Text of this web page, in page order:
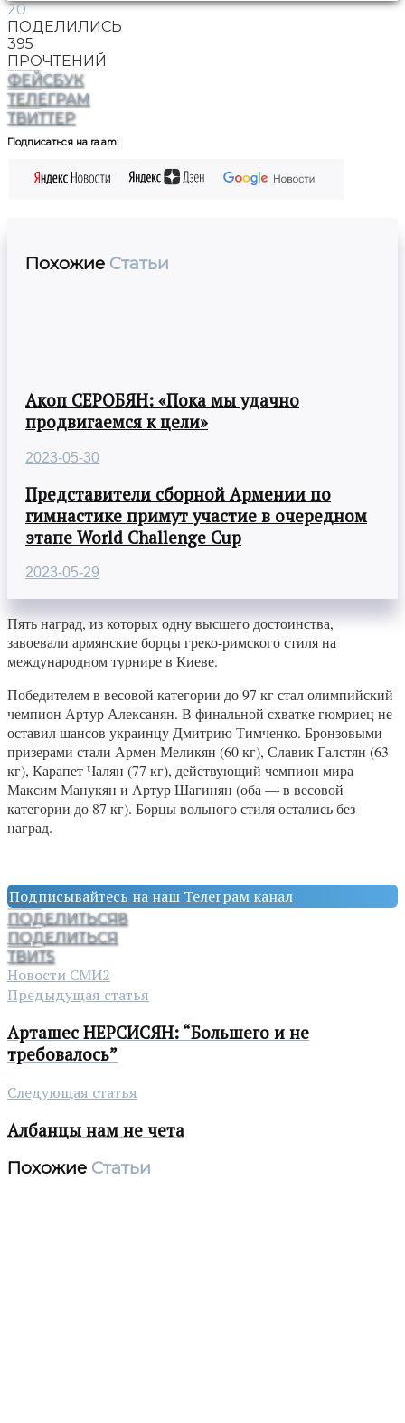
20
ПОДЕЛИЛИСЬ
395
ПРОЧТЕНИЙ
ФЕЙСБУК
ТЕЛЕГРАМ
ТВИТТЕР
Подписаться на ra.am:
Похожие Статьи
Акоп СЕРОБЯН: «Пока мы удачно
продвигаемся к цели»
2023-05-30
Представители сборной Армении по
гимнастике примут участие в очередном
этапе World Challenge Cup
2023-05-29
Пять наград, из которых одну высшего достоинства,
завоевали армянские борцы греко-римского стиля на
международном турнире в Киеве.
Победителем в весовой категории до 97 кг стал олимпийский
чемпион Артур Алексанян. В финальной схватке гюмриец не
оставил шансов украинцу Дмитрию Тимченко. Бронзовыми
призерами стали Армен Меликян (60 кг), Славик Галстян (63
кг), Карапет Чалян (77 кг), действующий чемпион мира
Максим Манукян и Артур Шагинян (оба — в весовой
категории до 87 кг). Борцы вольного стиля остались без
наград.
Подписывайтесь на наш Телеграм канал
ПОДЕЛИТЬСЯ8
ПОДЕЛИТЬСЯ
ТВИТ5
Новости СМИ2
Предыдущая статья
Арташес НЕРСИСЯН: “Большего и не
требовалось”
Следующая статья
Албанцы нам не чета
Похожие Статьи